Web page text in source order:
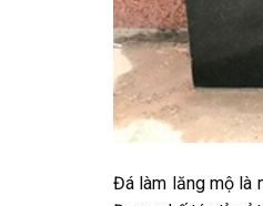
Đá làm lăng mộ là